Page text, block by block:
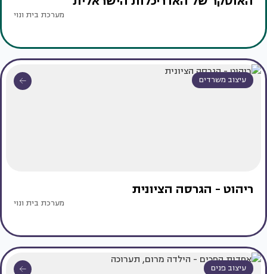
מערכת בית ונוי
עיצוב משרדים
ריהוט - הגרסה הציונית
מערכת בית ונוי
עיצוב פנים